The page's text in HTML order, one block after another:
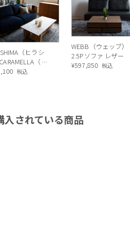
っとしたテーブル張りの大きさ
ソコン作業をしたりと、一石二
ターに座る人の距離が近いのも
れていた空間が縮まり、あくま
ます。カウンターの下には棚もつい
（ヒラシ
（カ
ラ） カウンタ
税込
WEBB（ウェッブ）
2.5Pソファ レザー
¥597,850 税込
入されている商品